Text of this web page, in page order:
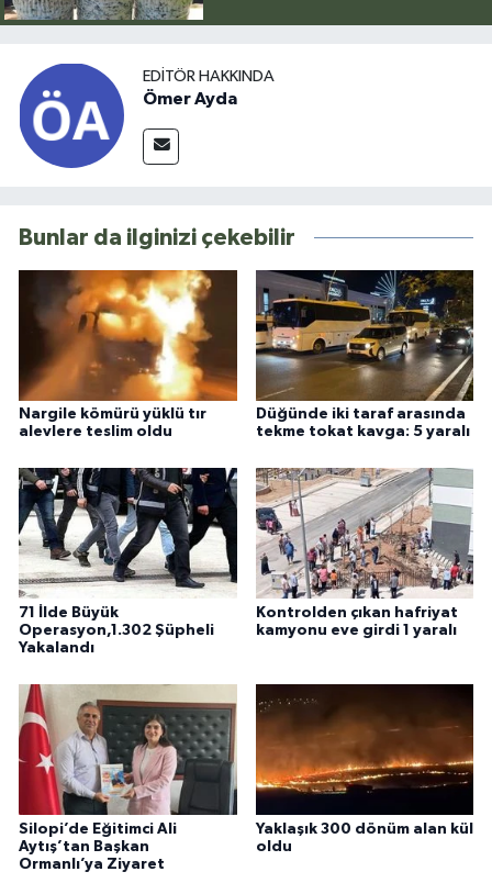
EDITÖR HAKKINDA
Ömer Ayda
Bunlar da ilginizi çekebilir
Nargile kömürü yüklü tır
alevlere teslim oldu
Düğünde iki taraf arasında
tekme tokat kavga: 5 yaralı
71 İlde Büyük
Operasyon,1.302 Şüpheli
Yakalandı
Kontrolden çıkan hafriyat
kamyonu eve girdi 1 yaralı
Silopi’de Eğitimci Ali
Aytış’tan Başkan
Ormanlı’ya Ziyaret
Yaklaşık 300 dönüm alan kül
oldu